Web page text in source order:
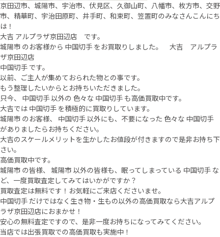
京田辺市、城陽市、宇治市、伏見区、久御山町、八幡市、枚方市、交野
市、精華町、宇治田原町、井手町、和束町、笠置町のみなさんこんにち
は！
大吉 アルプラザ京田辺店 です。
城陽市 のお客様から 中国切手 をお買取りしました。 大吉 アルプラ
ザ京田辺店
中国切手 です。
以前、ご主人が集めておられた物との事です。
もう整理したいからとお持ちいただきました。
只今、 中国切手 以外の 色々な 中国切手 も高価買取中です。
大吉では 中国切手 を積極的に買取りしています。
城陽市 のお客様、 中国切手 以外にも、不要になった 色々な 中国切手
がありましたらお持ちください。
大吉のスケールメリットを生かしたお値段が付きますので是非お持ち下
さい。
高価買取中です。
城陽市 の皆様、 城陽市 以外の皆様も、眠ってしまっている 中国切手 な
ど、一度買取査定してみてはいかがですか？
買取査定は無料です！お気軽にご来店くださいませ。
中国切手 だけではなく生き物・生もの以外の高価買取なら大吉アルプ
ラザ京田辺店におまかせ！
安心の無料査定ですので、是非一度お持ちになってみてください。
当店では出張買取での高価買取も実施中！